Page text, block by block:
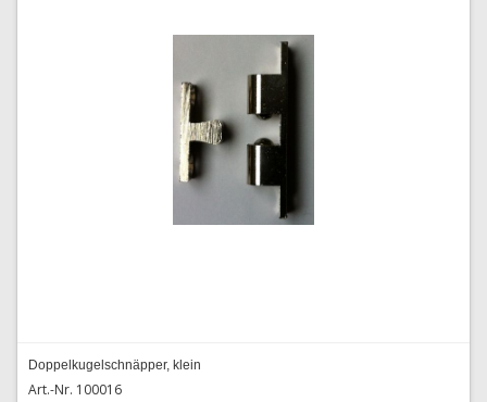
Doppelkugelschnäpper, klein
Art.-Nr. 100016